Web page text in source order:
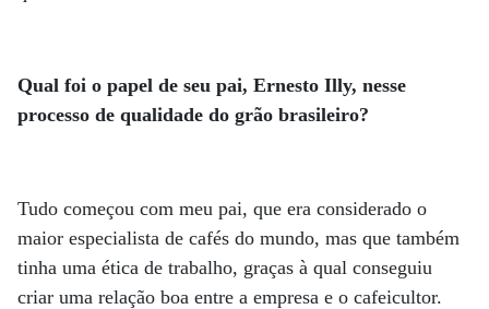
Qual foi o papel de seu pai, Ernesto Illy, nesse
processo de qualidade do grão brasileiro?
Tudo começou com meu pai, que era considerado o
maior especialista de cafés do mundo, mas que também
tinha uma ética de trabalho, graças à qual conseguiu
criar uma relação boa entre a empresa e o cafeicultor.